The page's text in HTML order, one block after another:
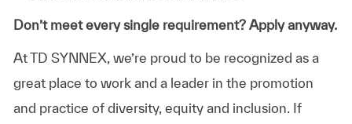
Don’t meet every single requirement? Apply anyway.
At TD SYNNEX, we’re proud to be recognized as a
great place to work and a leader in the promotion
and practice of diversity, equity and inclusion. If